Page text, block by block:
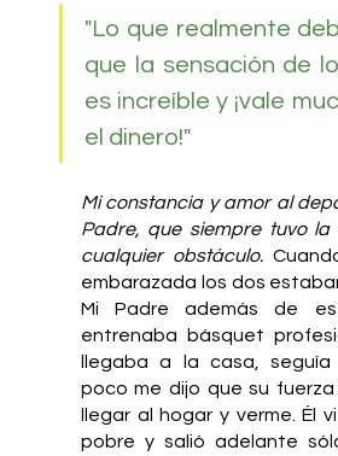
"Lo que realmente
que la sensación de
es increíble y ¡vale
el dinero!"
Mi constancia y amor al
Padre, que siempre tuvo
cualquier obstáculo.
embarazada los dos
Mi Padre además de
entrenaba básquet
llegaba a la casa, seguía
poco me dijo que su
llegar al hogar y verme. Él
pobre y salió adelante